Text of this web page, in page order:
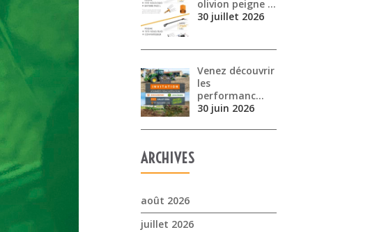
olivion peigne …
30 juillet 2026
Venez découvrir
les
performanc…
30 juin 2026
ARCHIVES
août 2026
juillet 2026